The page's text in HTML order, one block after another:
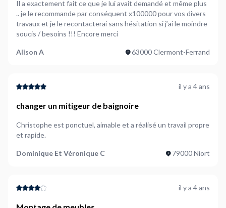
solder par des travaux mal exécutés, nécessitant des
interventions supplémentaires.
Les bricoleurs surNeedHelpreçoivent des évaluations de
clients qui ont déjà utilisé leurs services. Chaque prestation,
qu'il s'agisse de
petites tâchesou derénovations
3. Disponibilité et réactivité des
bricoleurs
meuble à monter ou une réparation à fairedemandent
disponible sur-le-champ peut être un défi, surtout pour des
situations urgentes.
Il a exactement fait ce que je lui avait demandé et même plus
.. je le recommande par conséquent x100000 pour vos divers
travaux et je le recontacterai sans hésitation si j’ai le moindre
soucis / besoins !!! Encore merci
Alison A 63000 Clermont-Ferrand
il y a 4 ans
changer un mitigeur de baignoire
Christophe est ponctuel, aimable et a réalisé un travail propre
et rapide.
Dominique Et Véronique C 79000 Niort
il y a 4 ans